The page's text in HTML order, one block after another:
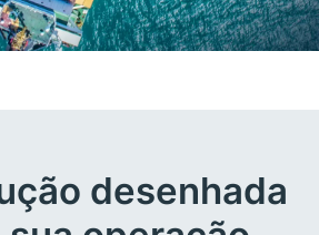
desenhada